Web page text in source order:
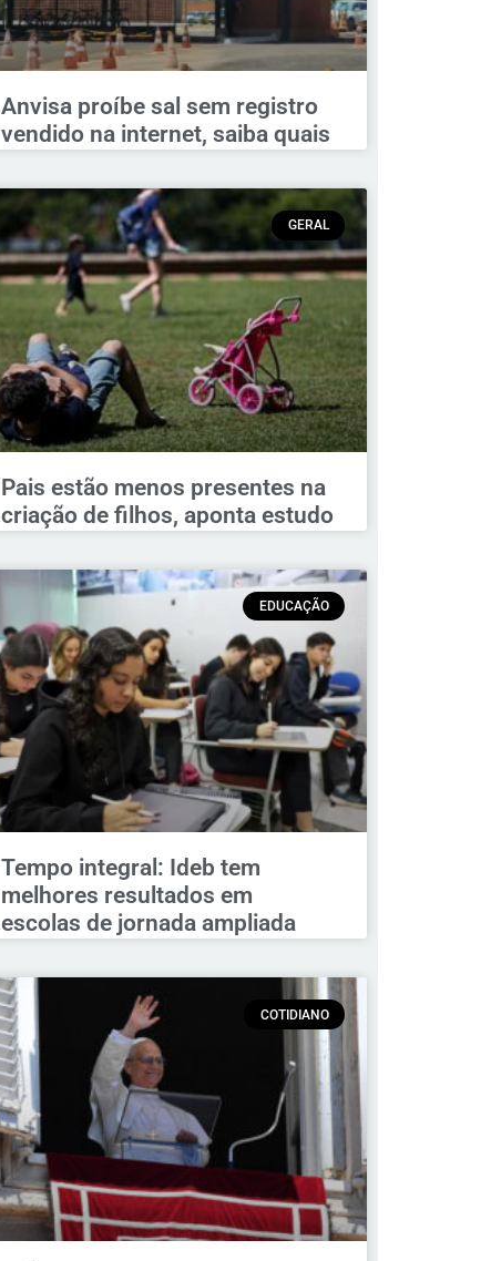
Anvisa proíbe sal sem registro
vendido na internet, saiba quais
GERAL
Pais estão menos presentes na
criação de filhos, aponta estudo
EDUCAÇÃO
Tempo integral: Ideb tem
melhores resultados em
escolas de jornada ampliada
COTIDIANO